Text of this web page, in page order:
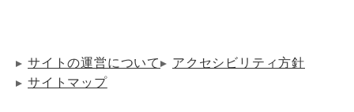
サイトの運営について
アクセシビリティ方針
サイトマップ